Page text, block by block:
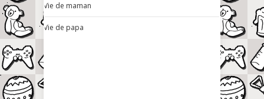
Vie de maman
Vie de papa